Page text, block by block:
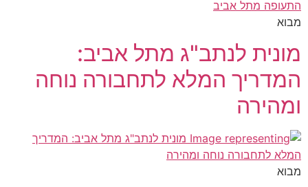
מבוא
מונית לנתב"ג מתל אביב:
המדריך המלא לתחבורה נוחה
ומהירה
מבוא